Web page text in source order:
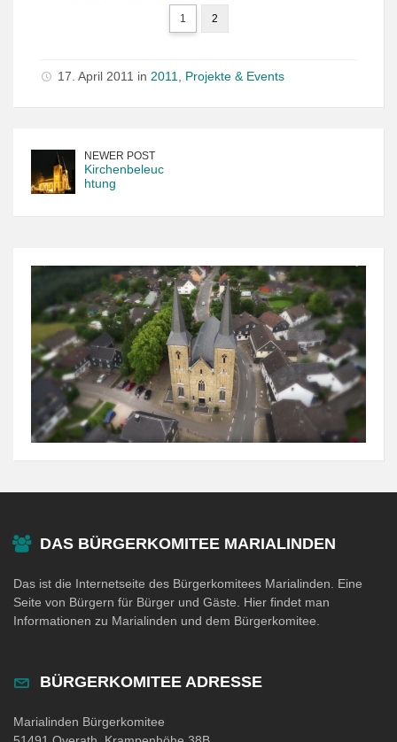
1 2
17. April 2011 in 2011 Projekte & Events
NEWER POST
Kirchenbeleuc
htung
DAS BÜRGERKOMITEE MARIALINDEN
Das ist die Internetseite des Bürgerkomitees Marialinden. Eine
Seite von Bürgern für Bürger und Gäste. Hier findet man
Informationen zu Marialinden und dem Bürgerkomitee.
BÜRGERKOMITEE ADRESSE
Marialinden Bürgerkomitee